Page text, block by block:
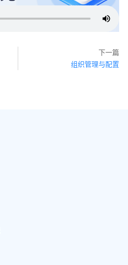
下一篇
组织管理与配置